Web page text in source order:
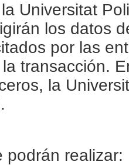
Universitat
los datos
por las
transacción.
la
podrán realizar: